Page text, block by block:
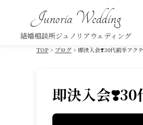
Junoria Wedding
結婚相談所ジュノリアウェディング
TOP ブログ 即決入会❣️30代前半アク
即決入会❣️30